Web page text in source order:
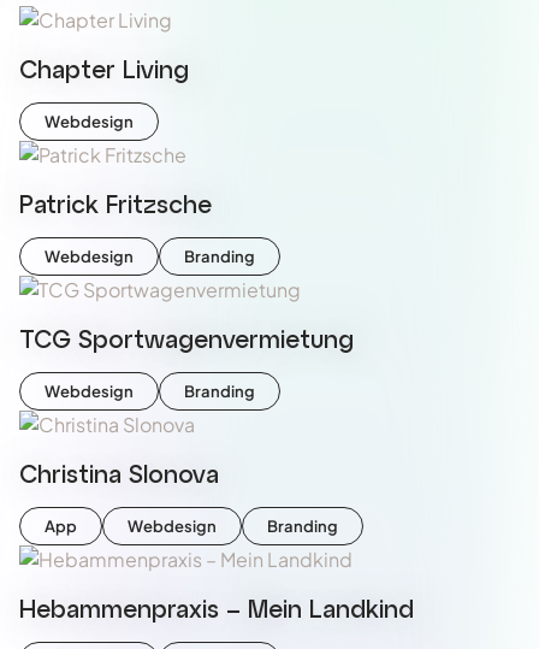
Chapter Living
Webdesign
Patrick Fritzsche
Webdesign Branding
TCG Sportwagenvermietung
Webdesign Branding
Christina Slonova
App Webdesign Branding
Hebammenpraxis – Mein Landkind